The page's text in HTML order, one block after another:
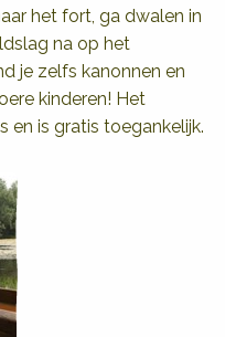
het fort, ga dwalen in
na op het
je zelfs kanonnen en
kinderen! Het
en is gratis toegankelijk.